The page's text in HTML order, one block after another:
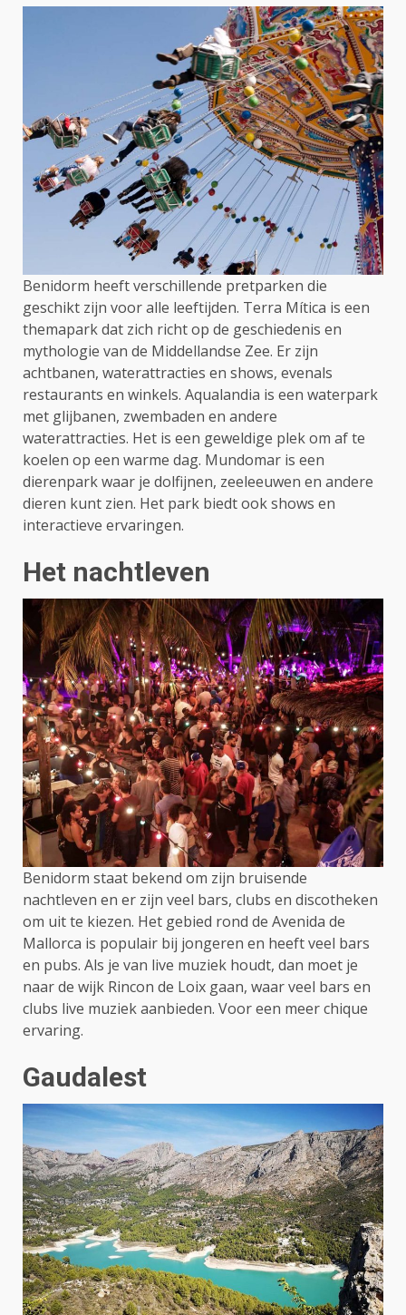
Benidorm heeft verschillende pretparken die
geschikt zijn voor alle leeftijden. Terra Mítica is een
themapark dat zich richt op de geschiedenis en
mythologie van de Middellandse Zee. Er zijn
achtbanen, waterattracties en shows, evenals
restaurants en winkels. Aqualandia is een waterpark
met glijbanen, zwembaden en andere
waterattracties. Het is een geweldige plek om af te
koelen op een warme dag. Mundomar is een
dierenpark waar je dolfijnen, zeeleeuwen en andere
dieren kunt zien. Het park biedt ook shows en
interactieve ervaringen.
Het nachtleven
Benidorm staat bekend om zijn bruisende
nachtleven en er zijn veel bars, clubs en discotheken
om uit te kiezen. Het gebied rond de Avenida de
Mallorca is populair bij jongeren en heeft veel bars
en pubs. Als je van live muziek houdt, dan moet je
naar de wijk Rincon de Loix gaan, waar veel bars en
clubs live muziek aanbieden. Voor een meer chique
ervaring.
Gaudalest